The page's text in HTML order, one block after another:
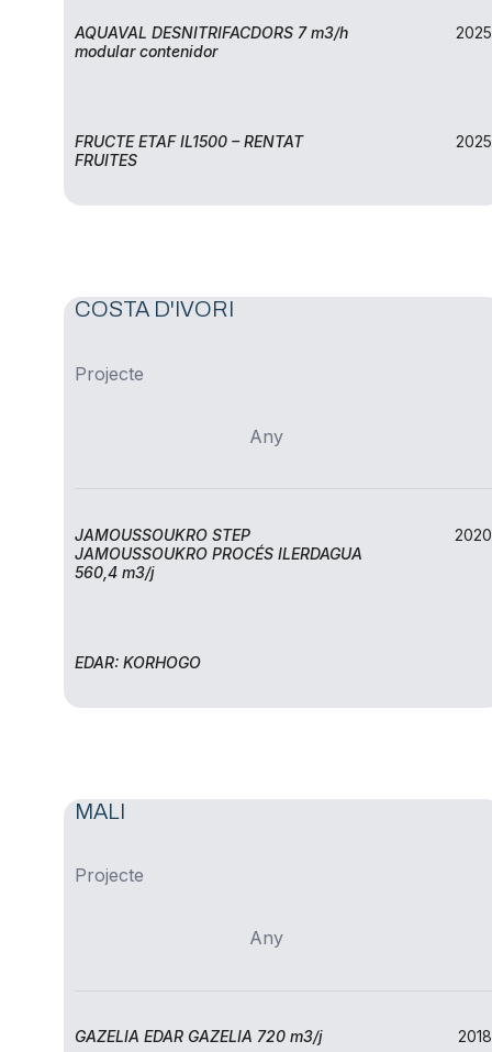
AQUAVAL DESNITRIFACDORS 7 m3/h
modular contenidor
2025
FRUCTE ETAF IL1500 – RENTAT
FRUITES
2025
COSTA D'IVORI
Projecte
Any
JAMOUSSOUKRO STEP
JAMOUSSOUKRO PROCÉS ILERDAGUA
560,4 m3/j
2020
EDAR: KORHOGO
MALI
Projecte
Any
GAZELIA EDAR GAZELIA 720 m3/j 2018